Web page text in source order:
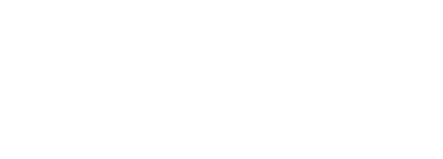
Bedienfeld
Touchpanel